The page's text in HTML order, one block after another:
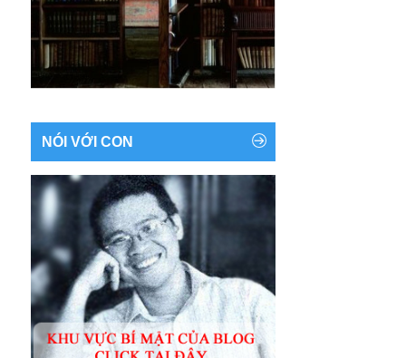
NÓI VỚI CON